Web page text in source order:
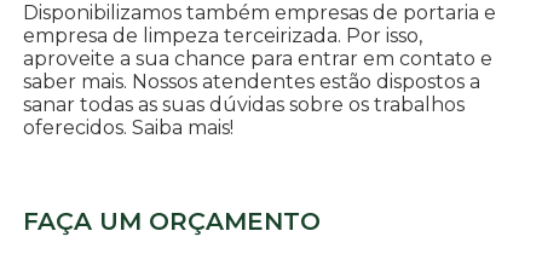
Disponibilizamos também empresas de portaria e
empresa de limpeza terceirizada. Por isso,
aproveite a sua chance para entrar em contato e
saber mais. Nossos atendentes estão dispostos a
sanar todas as suas dúvidas sobre os trabalhos
oferecidos. Saiba mais!
FAÇA UM ORÇAMENTO